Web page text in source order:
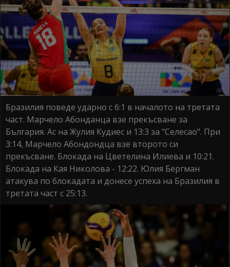
Бразилия поведе ударно с 6:1 в началото на третата
част. Марчело Абонданца взе прекъсване за
България. Ас на Жулия Кудиес и 13:3 за "Селесао". При
3:14, Марчело Абондондца взе второто си
прекъсване. Блокада на Цветелина Илиева и 10:21.
Блокада на Кая Николова - 12:22. Юлия Бергман
атакува по блокадата и донесе успеха на Бразилия в
третата част с 25:13.